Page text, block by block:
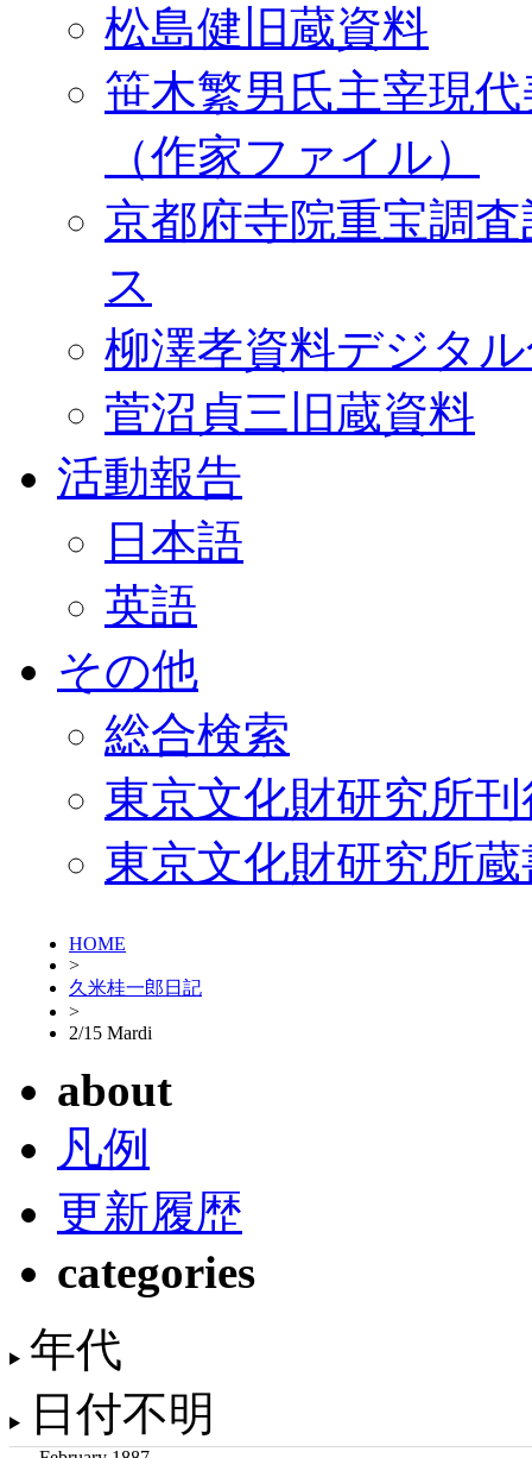
松島健旧蔵資料
笹木繁男氏主宰現
（作家ファイル）
京都府寺院重宝調
ス
柳澤孝資料デジタ
菅沼貞三旧蔵資料
活動報告
日本語
英語
その他
総合検索
東京文化財研究所
東京文化財研究所
HOME
>
久米桂一郎日記
>
2/15 Mardi
about
凡例
更新履歴
categories
年代
日付不明